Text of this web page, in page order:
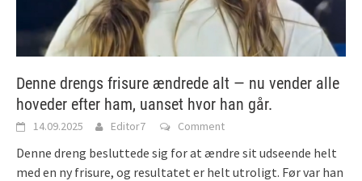
Denne drengs frisure ændrede alt — nu vender alle
hoveder efter ham, uanset hvor han går.
14.09.2025 Editor7 Comment
Denne dreng besluttede sig for at ændre sit udseende helt
med en ny frisure, og resultatet er helt utroligt. Før var han